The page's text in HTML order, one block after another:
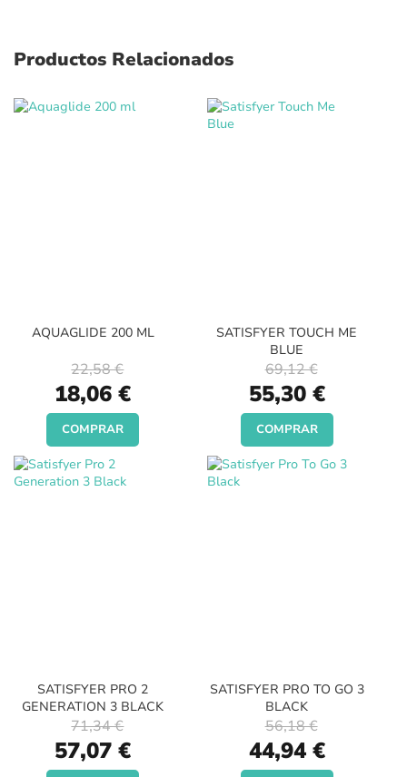
Productos Relacionados
AQUAGLIDE 200 ML
Special
Price
18,06 €
22,58 €
COMPRAR
SATISFYER TOUCH ME
BLUE
Special
Price
55,30 €
69,12 €
COMPRAR
SATISFYER PRO 2
GENERATION 3 BLACK
Special
Price
57,07 €
71,34 €
SATISFYER PRO TO GO 3
BLACK
Special
Price
44,94 €
56,18 €